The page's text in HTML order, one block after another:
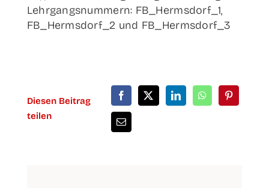
Lehr­gangs­num­mern: FB_Hermsdorf_1,
FB_Hermsdorf_2 und FB_Hermsdorf_3
Die­sen Bei­trag
teilen